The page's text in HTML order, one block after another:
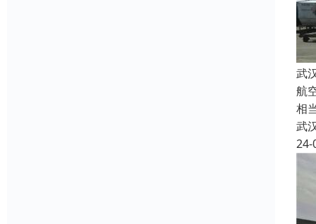
武
航
相
武
24-